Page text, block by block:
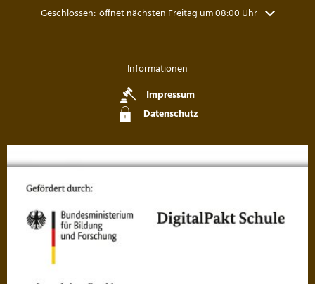
Klicken, um weitere Öffnungs- oder Schließzeiten auszublenden
Geschlossen: öffnet nächsten Freitag um 08:00 Uhr
Informationen
Impressum
Datenschutz